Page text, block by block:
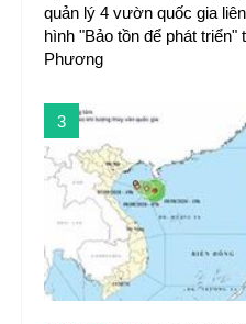
quản lý 4 vườn quốc gia
hình "Bảo tồn để phát
Phương
3